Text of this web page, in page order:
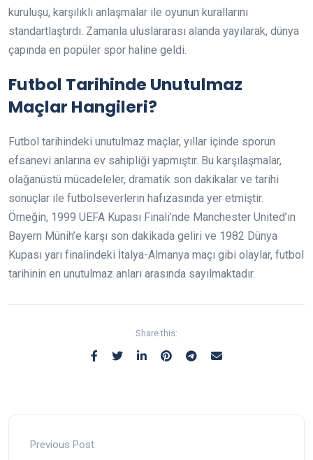
kuruluşu, karşılıklı anlaşmalar ile oyunun kurallarını
standartlaştırdı. Zamanla uluslararası alanda yayılarak, dünya
çapında en popüler spor haline geldi.
Futbol Tarihinde Unutulmaz
Maçlar Hangileri?
Futbol tarihindeki unutulmaz maçlar, yıllar içinde sporun
efsanevi anlarına ev sahipliği yapmıştır. Bu karşılaşmalar,
olağanüstü mücadeleler, dramatik son dakikalar ve tarihi
sonuçlar ile futbolseverlerin hafızasında yer etmiştir.
Örneğin, 1999 UEFA Kupası Finali’nde Manchester United’ın
Bayern Münih’e karşı son dakikada geliri ve 1982 Dünya
Kupası yarı finalindeki İtalya-Almanya maçı gibi olaylar, futbol
tarihinin en unutulmaz anları arasında sayılmaktadır.
Share this:
Previous Post